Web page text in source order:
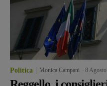
Politica Monica Campani 8